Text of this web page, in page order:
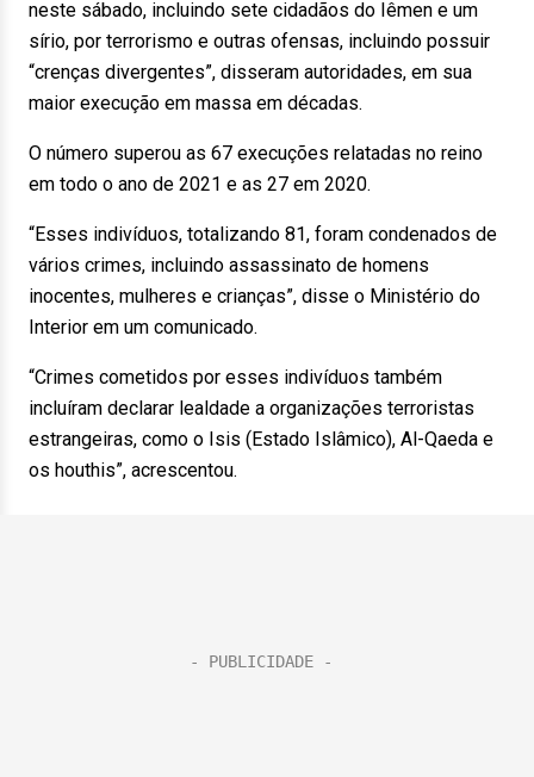
neste sábado, incluindo sete cidadãos do Iêmen e um
sírio, por terrorismo e outras ofensas, incluindo possuir
“crenças divergentes”, disseram autoridades, em sua
maior execução em massa em décadas.
O número superou as 67 execuções relatadas no reino
em todo o ano de 2021 e as 27 em 2020.
“Esses indivíduos, totalizando 81, foram condenados de
vários crimes, incluindo assassinato de homens
inocentes, mulheres e crianças”, disse o Ministério do
Interior em um comunicado.
“Crimes cometidos por esses indivíduos também
incluíram declarar lealdade a organizações terroristas
estrangeiras, como o Isis (Estado Islâmico), Al-Qaeda e
os houthis”, acrescentou.